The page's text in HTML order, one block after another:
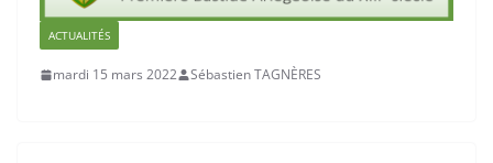
ACTUALITÉS
mardi 15 mars 2022 Sébastien TAGNÈRES